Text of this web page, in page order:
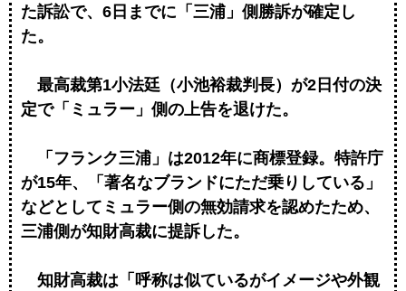
た訴訟で、6日までに「三浦」側勝訴が確定し
た。
最高裁第1小法廷（小池裕裁判長）が2日付の決
定で「ミュラー」側の上告を退けた。
「フランク三浦」は2012年に商標登録。特許庁
が15年、「著名なブランドにただ乗りしている」
などとしてミュラー側の無効請求を認めたため、
三浦側が知財高裁に提訴した。
知財高裁は「呼称は似ているがイメージや外観